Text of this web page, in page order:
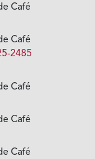
Café
Café
2485
Café
Café
Café